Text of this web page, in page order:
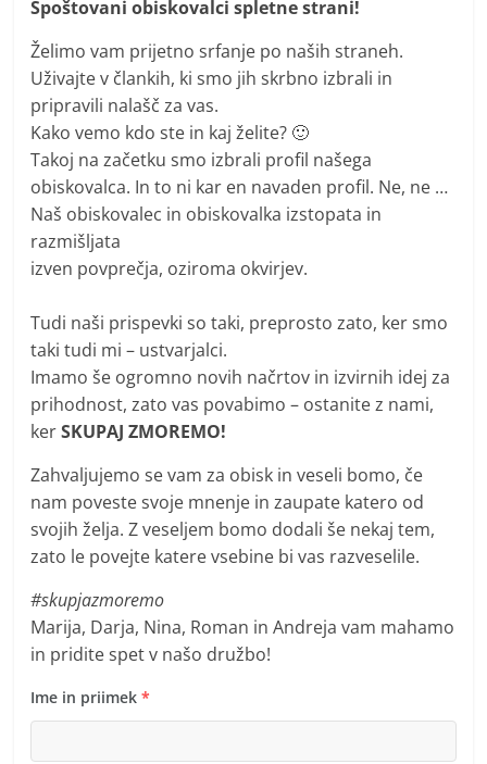
o
r
e
m
o
Spoštovani obiskovalci spletne strani!
Želimo vam prijetno srfanje po naših straneh.
Uživajte v člankih, ki smo jih skrbno izbrali in
pripravili nalašč za vas.
Kako vemo kdo ste in kaj želite? 🙂
Takoj na začetku smo izbrali profil našega
obiskovalca. In to ni kar en navaden profil. Ne, ne …
Naš obiskovalec in obiskovalka izstopata in
razmišljata
izven povprečja, oziroma okvirjev.
Tudi naši prispevki so taki, preprosto zato, ker smo
taki tudi mi – ustvarjalci.
Imamo še ogromno novih načrtov in izvirnih idej za
prihodnost, zato vas povabimo – ostanite z nami,
kerSKUPAJ ZMOREMO!
Zahvaljujemo se vam za obisk in veseli bomo, če
nam poveste svoje mnenje in zaupate katero od
svojih želja. Z veseljem bomo dodali še nekaj tem,
zato le povejte katere vsebine bi vas razveselile.
#skupjazmoremo
Marija, Darja, Nina, Roman in Andreja vam mahamo
in pridite spet v našo družbo!
Ime in priimek *